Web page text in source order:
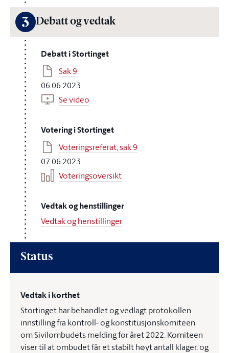
3 Debatt og vedtak
Debatt i Stortinget
Sak 9
06.06.2023
Se video
Votering i Stortinget
Voteringsreferat, sak 9
07.06.2023
Voteringsoversikt
Vedtak og henstillinger
Vedtak og henstillinger
Status
Vedtak i korthet
Stortinget har behandlet og vedlagt protokollen
innstilling fra kontroll- og konstitusjonskomiteen
om Sivilombudets melding for året 2022. Komiteen
viser til at ombudet får et stabilt høyt antall klager, og